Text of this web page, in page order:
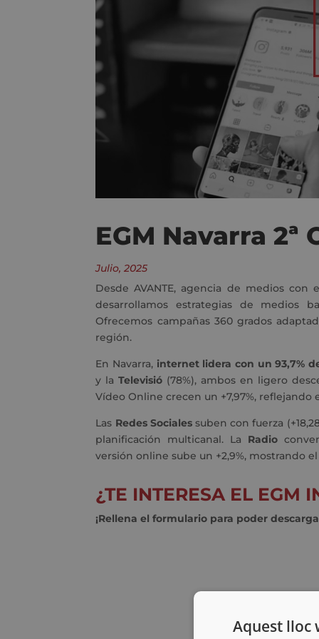
EGM Navarra 2ª
Julio, 2025
Desde AVANTE, agencia de medios con
desarrollamos estrategias de medios
Ofrecemos campañas 360 grados
región.
En Navarra, internet lidera con un 93,7%
y laTelevisió (78%), ambos en ligero
Vídeo Online crecen un +7,97%,
Las Redes Socialessuben con fuerza
planificación multicanal. La Radio
versión online sube un +2,9%, mostrando
¿TE INTERESA EL EGM
¡Rellena el formulario para poder
Aquest lloc